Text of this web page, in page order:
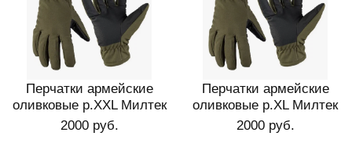
Перчатки армейские
оливковые р.XXL Милтек
2000 руб.
Перчатки армейские
оливковые р.XL Милтек
2000 руб.